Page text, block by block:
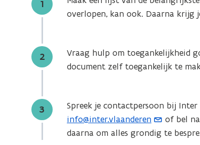
Stap
1
overlopen, kan ook. Daarna krijg
Stap
2
Vraag hulp om toegankelijkheid
document zelf toegankelijk te
Stap
3
Spreek je contactpersoon bij
info@inter.vlaanderen
(
o
of bel
daarna om alles grondig te